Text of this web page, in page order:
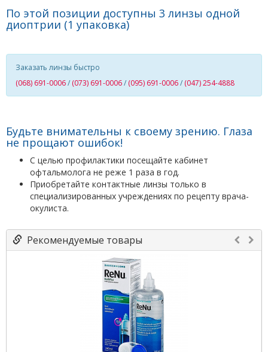
По этой позиции доступны 3 линзы одной
диоптрии (1 упаковка)
Заказать линзы быстро
(068) 691-0006/ (073) 691-0006/ (095) 691-0006/ (047) 254-4888
Будьте внимательны к своему зрению. Глаза
не прощают ошибок!
С целью профилактики посещайте кабинет
офтальмолога не реже 1 раза в год.
Приобретайте контактные линзы только в
специализированных учреждениях по рецепту врача-
окулиста.
Рекомендуемые товары